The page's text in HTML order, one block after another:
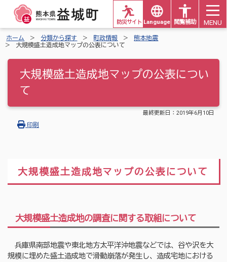
Languages 閲覧補助
防災サイト MENU
ホーム 分類から探す 町政情報
熊本地震
大規模盛土造成地マップの公表について
大規模盛土造成地マップの公表につい
て
最終更新日： 2019年6月10日
印刷
大規模盛土造成地マップの公表について
大規模盛土造成地の調査に関する取組について
兵庫県南部地震や東北地方太平洋沖地震などでは、谷や沢を大
規模に埋めた盛土造成地で滑動崩落が発生し、造成宅地における